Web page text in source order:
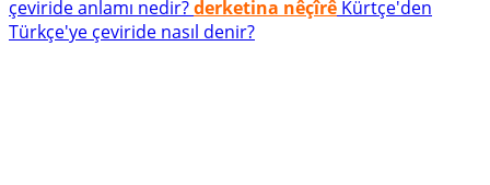
çeviride anlamı nedir?derketina nêçîrê Kürtçe'den
Türkçe'ye çeviride nasıl denir?